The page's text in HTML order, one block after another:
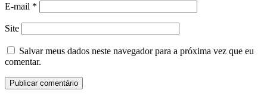
E-mail *
Site
Salvar meus dados neste navegador para a próxima vez que eu
comentar.